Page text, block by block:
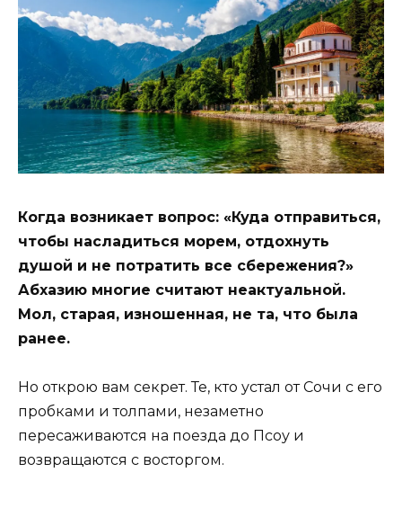
Когда возникает вопрос: «Куда отправиться,
чтобы насладиться морем, отдохнуть
душой и не потратить все сбережения?»
Абхазию многие считают неактуальной.
Мол, старая, изношенная, не та, что была
ранее.
Но открою вам секрет. Те, кто устал от Сочи с его
пробками и толпами, незаметно
пересаживаются на поезда до Псоу и
возвращаются с восторгом.